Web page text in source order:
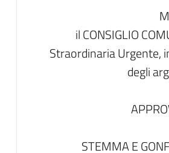
il CONSIGLIO
Straordinaria Urgente,
degli
STEMMA E